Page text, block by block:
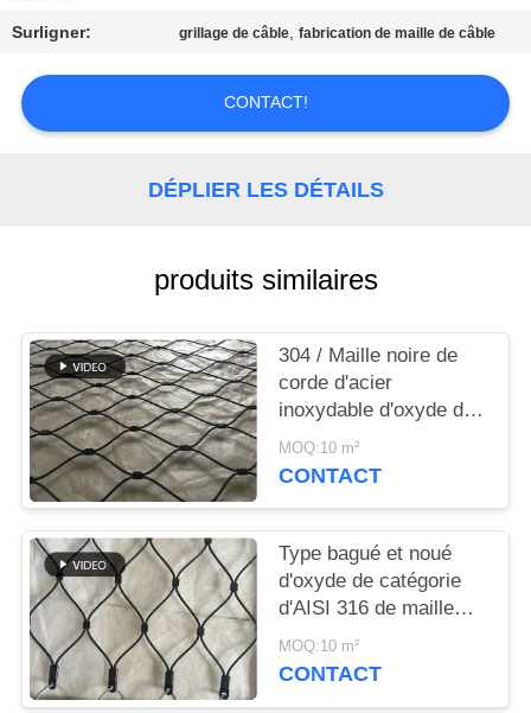
NOUVELLES
DU
SITE
POLITIQUE
DE
CONFIDENTIALITÉ
Surligner: grillage de câble,fabrication de maille de câble
CONTACT!
DÉPLIER LES DÉTAILS
produits similaires
304 / Maille noire de
corde d'acier
inoxydable d'oxyde de
316 Inox pour la clôture
animale/balustrade
MOQ:10 m²
CONTACT
Type bagué et noué
d'oxyde de catégorie
d'AISI 316 de maille
noire de câble
métallique
MOQ:10 m²
CONTACT